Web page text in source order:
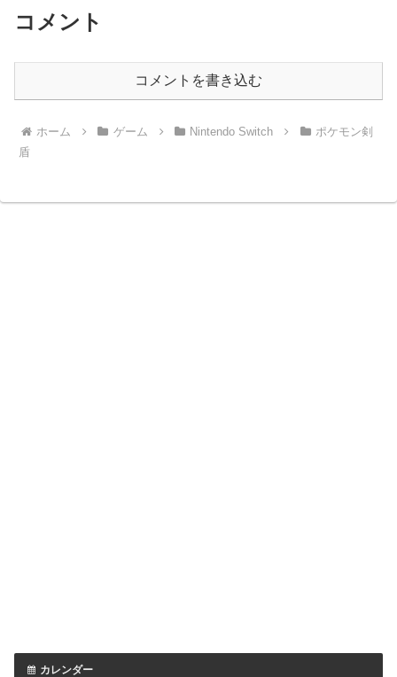
コメント
コメントを書き込む
ホーム ゲーム Nintendo Switch
ポケモン剣
盾
カレンダー